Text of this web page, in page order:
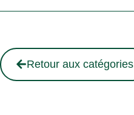
Retour aux catégories